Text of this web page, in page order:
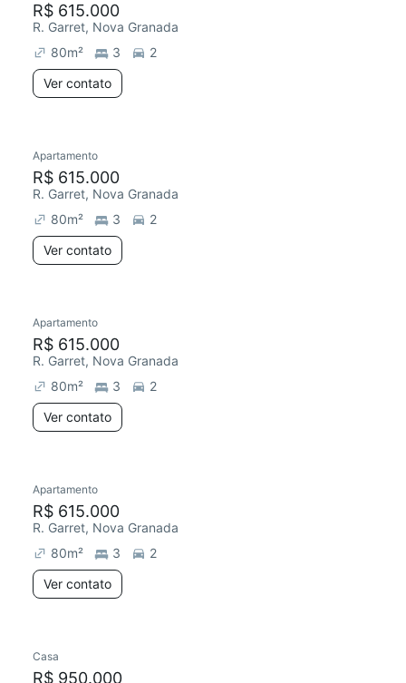
R$ 615.000
R. Garret, Nova Granada
80m² 3
2
Ver contato
Apartamento
R$ 615.000
R. Garret, Nova Granada
80m² 3
2
Ver contato
Apartamento
R$ 615.000
R. Garret, Nova Granada
80m² 3
2
Ver contato
Apartamento
R$ 615.000
R. Garret, Nova Granada
80m² 3
2
Ver contato
Casa
R$ 950.000